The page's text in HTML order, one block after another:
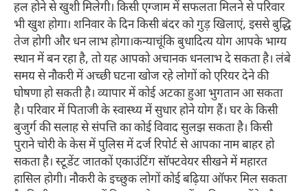
हल होने से खुशी मिलेगी। किसी एग्जाम में सफलता मिलने से परिवार
भी खुश होगा। शनिवार के दिन किसी बंदर को गुड़ खिलाएं, इससे बुद्धि
तेज होगी और धन लाभ होगा।कन्याचूंकि बुधादित्य योग आपके भाग्य
स्थान में बन रहा है, तो यह आपको अचानक धनलाभ दे सकता है। लंबे
समय से नौकरी में अच्छी घटना खोज रहे लोगों को एरियर देने की
घोषणा हो सकती है। व्यापार में कोई अटका हुआ भुगतान आ सकता
है। परिवार में पिताजी के स्वास्थ्य में सुधार होने योग हैं। घर के किसी
बुजुर्ग की सलाह से संपत्ति का कोई विवाद सुलझ सकता है। किसी
पुराने चोरी के केस में पुलिस में दर्ज रिपोर्ट से आपका नाम बाहर हो
सकता है। स्टूडेंट जातकों एकाउंटिंग सॉफ्टवेयर सीखने में महारत
हासिल होगी। नौकरी के इच्छुक लोगों कोई बढ़िया ऑफर मिल सकता